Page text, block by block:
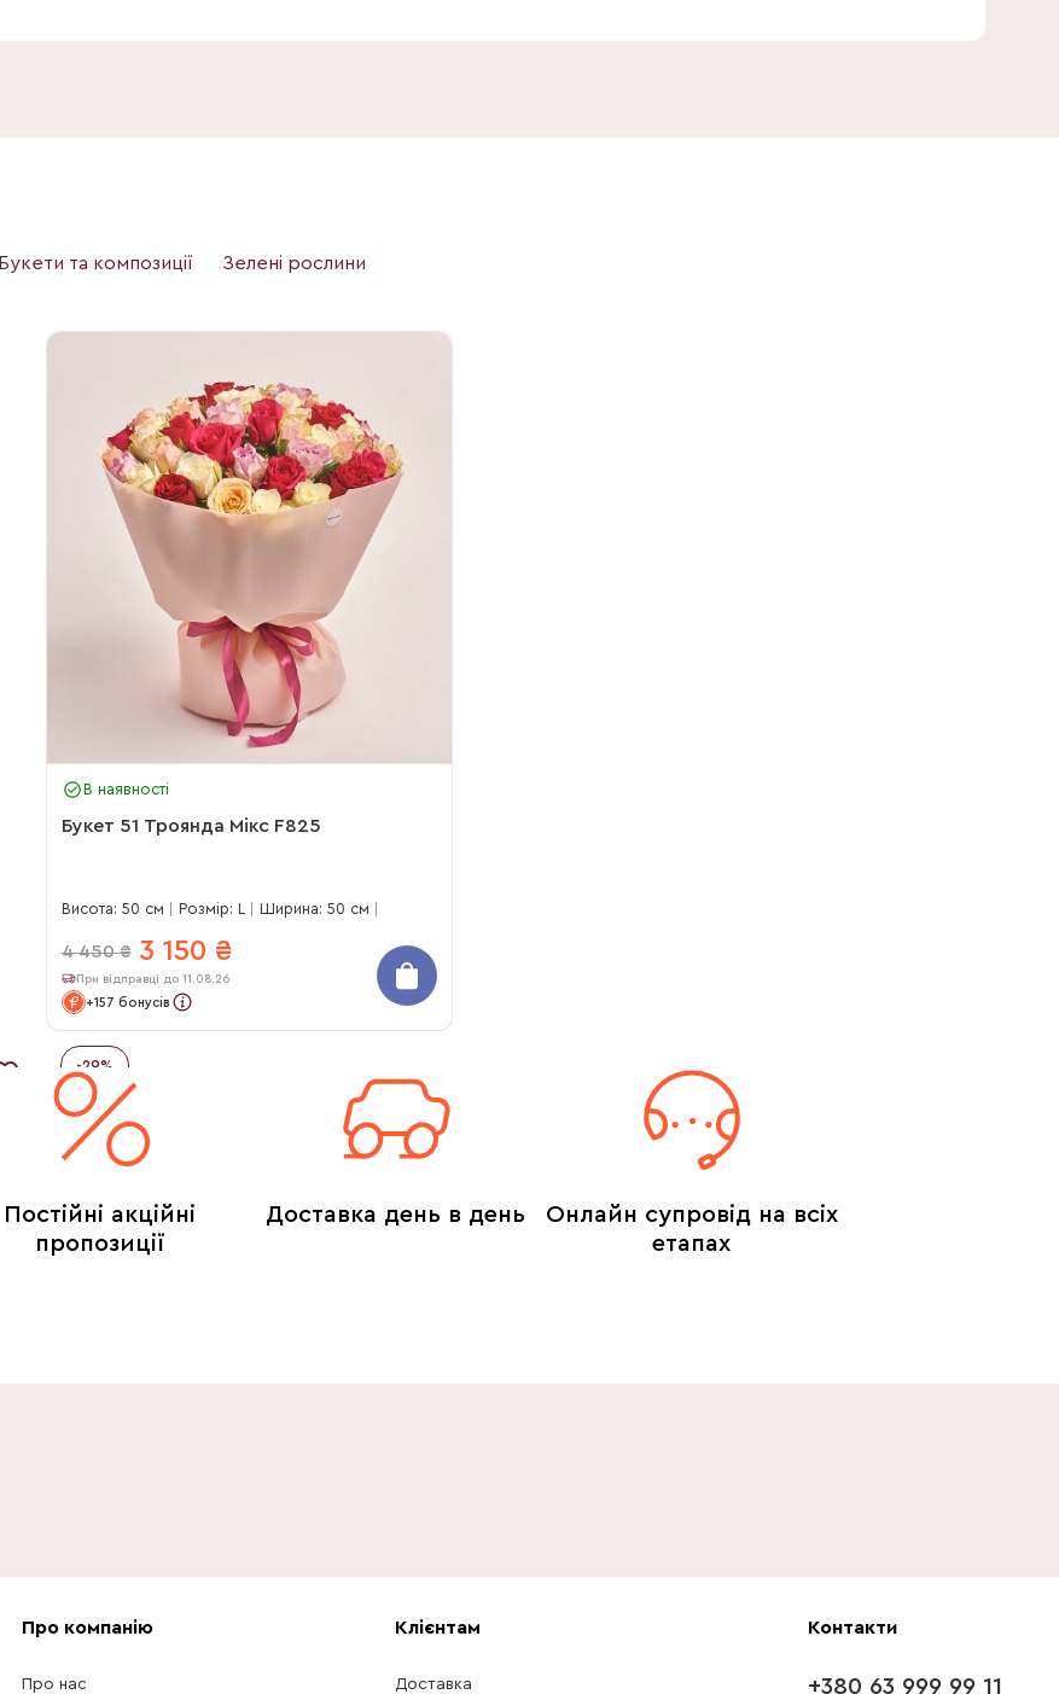
Букети та композиції Зелені рослини
В наявності
Букет 51 Троянда Мікс F825
Висота: 50 см Розмір: L Ширина: 50 см
4 450 ₴ 3 150 ₴
При відправці до 11.08.26
+157 бонусів
-29%
Постійні акційні
пропозиції
Доставка день в день
Онлайн супровід на всіх
етапах
Про компанію
Про нас
Клієнтам
Доставка
Контакти
+380 63 999 99 11